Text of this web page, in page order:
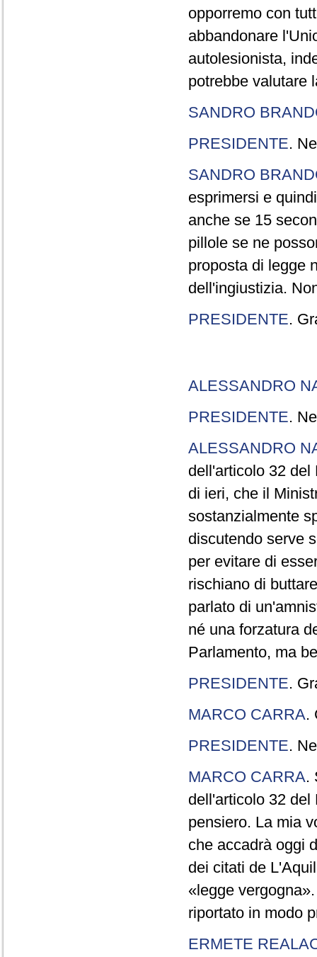
opporremo con
abbandonare
autolesionista,
potrebbe valutare
SANDRO
PRESIDENTE.
SANDRO
esprimersi e
anche se 15
pillole se ne
proposta di legge
dell'ingiustizia.
PRESIDENTE.
ALESSANDRO
PRESIDENTE.
ALESSANDRO
dell'articolo 32 del
di ieri, che il
sostanzialmente
discutendo serve
per evitare di
rischiano di
parlato di
né una forzatura
Parlamento, ma
PRESIDENTE.
MARCO CARRA.
PRESIDENTE.
MARCO CARRA.
dell'articolo 32 del
pensiero. La mia
che accadrà oggi
dei citati de
«legge
riportato in modo
ERMETE